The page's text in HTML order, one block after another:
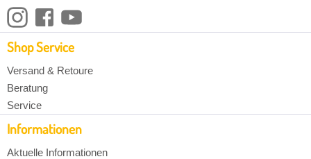
Shop Service
Versand & Retoure
Beratung
Service
Informationen
Aktuelle Informationen